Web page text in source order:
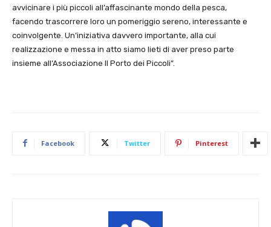
avvicinare i più piccoli all’affascinante mondo della pesca,
facendo trascorrere loro un pomeriggio sereno, interessante e
coinvolgente. Un’iniziativa davvero importante, alla cui
realizzazione e messa in atto siamo lieti di aver preso parte
insieme all’Associazione Il Porto dei Piccoli”.
Facebook Twitter Pinterest